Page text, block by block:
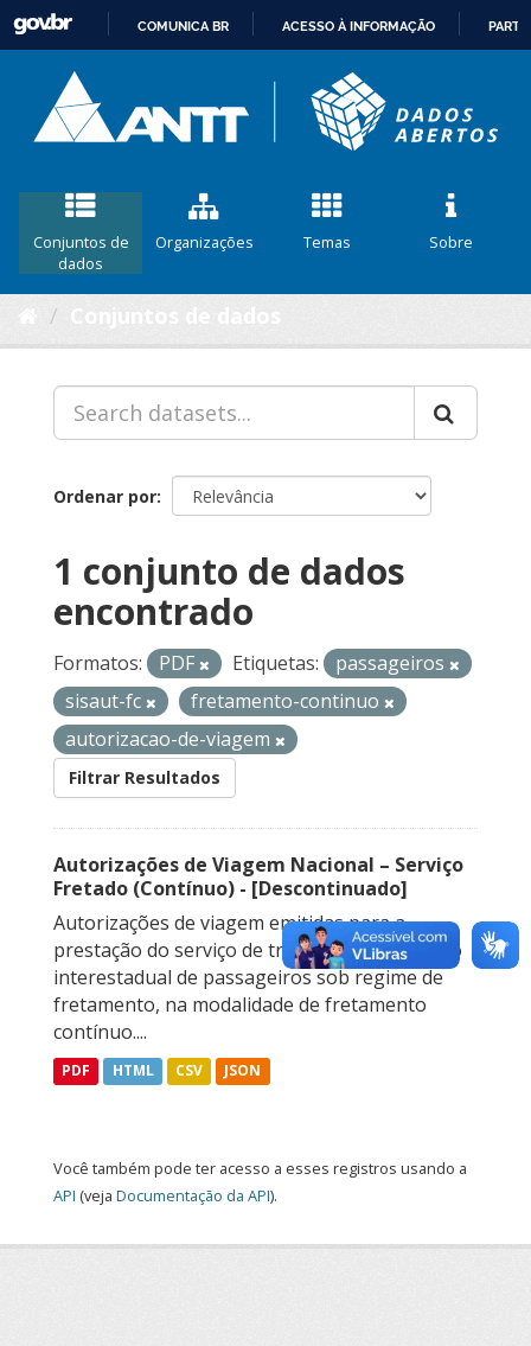
CONTEÚDO
COMUNICA BR ACESSO À INFORMAÇÃO
Conjuntos de
dados
Organizações Temas Sobre
Ordenar por
1 conjunto de dados
encontrado
Formatos: PDF Etiquetas:
passageiros
sisaut-fc
fretamento-continuo
autorizacao-de-viagem
Filtrar Resultados
Autorizações de Viagem Nacional – Serviço
Fretado (Contínuo) - [Descontinuado]
Autorizações de viagem emitidas para a
prestação do serviço de transporte rodoviário
interestadual de passageiros sob regime de
fretamento, na modalidade de fretamento
contínuo....
PDF HTML CSV JSON
Você também pode ter acesso a esses registros usando a
API (veja Documentação da API).